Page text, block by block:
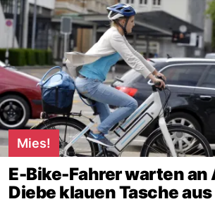
Mies!
E-Bike-Fahrer warten an
Diebe klauen Tasche